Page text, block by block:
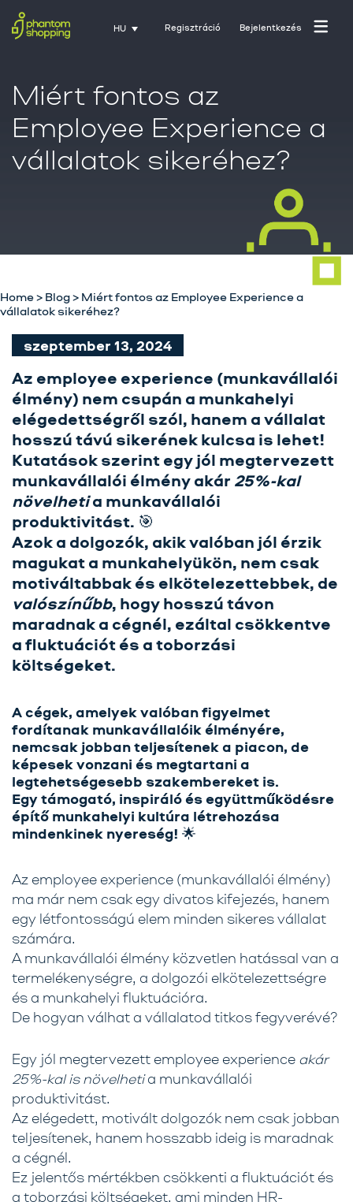
HU Regisztráció Bejelentkezés
Rólunk
Üzletágak
Szolgáltatásaink
Karrier
Tréning
Próbavásárlóknak
Blog
Miért fontos az
Employee Experience a
vállalatok sikeréhez?
Home> Blog> Miért fontos az Employee Experience a
vállalatok sikeréhez?
szeptember 13, 2024
Az employee experience (munkavállalói
élmény) nem csupán a munkahelyi
elégedettségről szól, hanem a vállalat
hosszú távú sikerének kulcsa is lehet!
Kutatások szerint egy jól megtervezett
munkavállalói élmény akár 25%-kal
növelhetia munkavállalói
produktivitást. 🎯
Azok a dolgozók, akik valóban jól érzik
magukat a munkahelyükön, nem csak
motiváltabbak és elkötelezettebbek, de
valószínűbb, hogy hosszú távon
maradnak a cégnél, ezáltal csökkentve
a fluktuációt és a toborzási
költségeket.
A cégek, amelyek valóban figyelmet
fordítanak munkavállalóik élményére,
nemcsak jobban teljesítenek a piacon, de
képesek vonzani és megtartani a
legtehetségesebb szakembereket is.
Egy támogató, inspiráló és együttműködésre
építő munkahelyi kultúra létrehozása
mindenkinek nyereség! 🌟
Az employee experience (munkavállalói élmény)
ma már nem csak egy divatos kifejezés, hanem
egy létfontosságú elem minden sikeres vállalat
számára.
A munkavállalói élmény közvetlen hatással van a
termelékenységre, a dolgozói elkötelezettségre
és a munkahelyi fluktuációra.
De hogyan válhat a vállalatod titkos fegyverévé?
Egy jól megtervezett employee experience akár
25%-kal is növelhetia munkavállalói
produktivitást.
Az elégedett, motivált dolgozók nem csak jobban
teljesítenek, hanem hosszabb ideig is maradnak
a cégnél.
Ez jelentős mértékben csökkenti a fluktuációt és
a toborzási költségeket, ami minden HR-